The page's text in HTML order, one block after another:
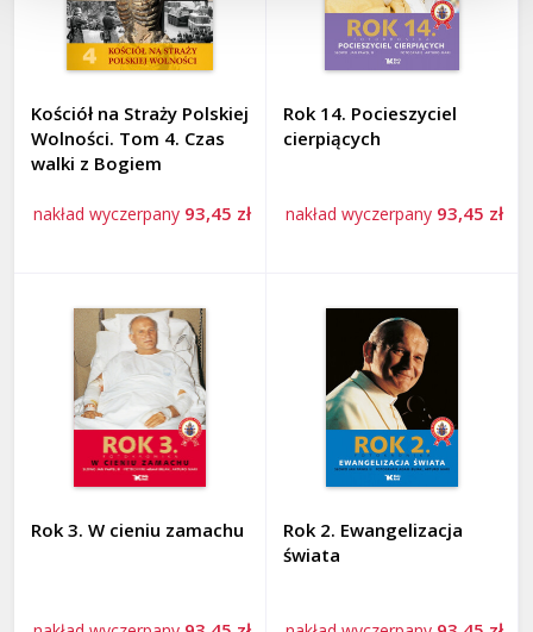
Kościół na Straży Polskiej
Wolności. Tom 4. Czas
walki z Bogiem
nakład wyczerpany 93,45 zł
Rok 14. Pocieszyciel
cierpiących
nakład wyczerpany 93,45 zł
Rok 3. W cieniu zamachu
Rok 2. Ewangelizacja
świata